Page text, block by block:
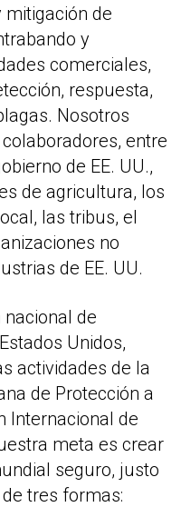
de
y
comerciales,
respuesta,
Nosotros
entre
de EE. UU.,
de agricultura, los
las tribus, el
no
de EE. UU.
nacional de
Unidos,
actividades de la
de Protección a
Internacional de
meta es crear
seguro, justo
tres formas: